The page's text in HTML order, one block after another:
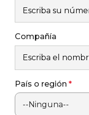
Compañía
País o región